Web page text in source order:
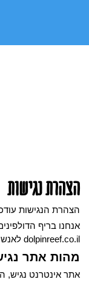
הצהרת נגישות
הצהרת הנגישות עודכנה
אנחנו בריף
dolpinreef.co.il לאנשים עם מוגבלות.
מהות אתר
אתר אינטרנט נגיש,